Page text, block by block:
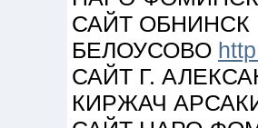
САЙТ
БЕЛОУСОВО
САЙТ Г.
КИРЖАЧ